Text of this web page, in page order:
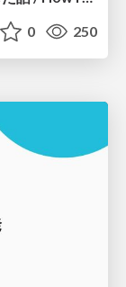
0 250